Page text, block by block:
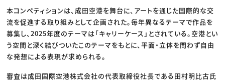
本コンペティションは、成田空港を舞台に、アートを通じた国際的な交
流を促進する取り組みとして企画された。毎年異なるテーマで作品を
募集し、2025年度のテーマは「キャリーケース」とされている。空港とい
う空間と深く結びついたこのテーマをもとに、平面・立体を問わず自由
な発想による表現が求められる。
審査は成田国際空港株式会社の代表取締役社長である田村明比古氏